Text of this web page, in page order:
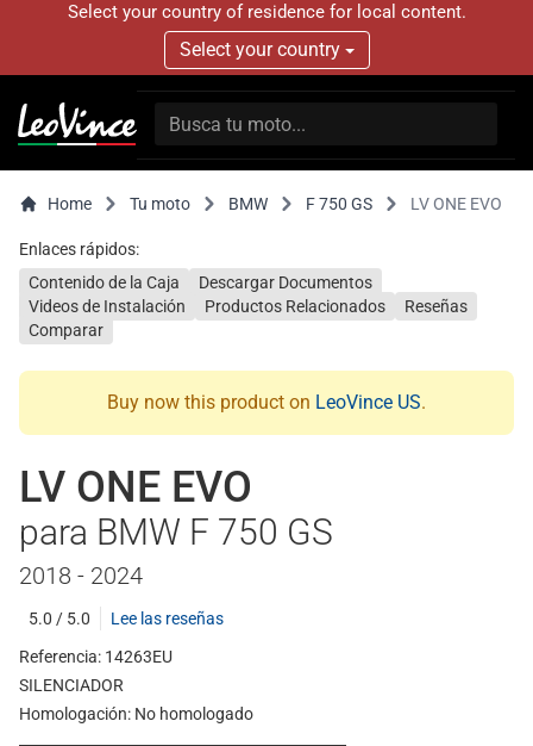
Select your country of residence for local content.
Select your country
Home Tu moto BMW F 750 GS LV ONE EVO
Enlaces rápidos:
Contenido de la Caja
Descargar Documentos
Videos de Instalación
Productos Relacionados
Reseñas
Comparar
Buy now this product on LeoVince US.
LV ONE EVO
para BMW F 750 GS
2018 - 2024
5.0 / 5.0
Lee las reseñas
Referencia: 14263EU
SILENCIADOR
Homologación: No homologado